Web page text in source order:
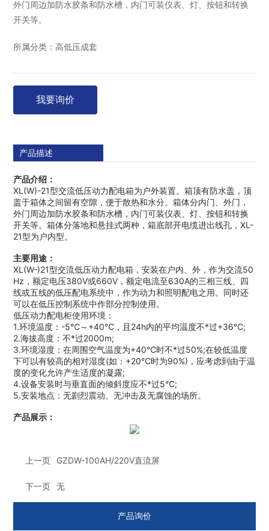
外门周边加防水胶条和防水槽，内门可装仪表、灯、按钮和转换
开关等。
所属分类： 高低压成套
我要询价
产品描述
产品介绍：
XL(W)-21型交流低压动力配电箱为户外装置。箱顶有防水盖，顶
盖于箱体之间留有空隙，便于散热和水分。箱体分内门、外门，
外门周边加防水胶条和防水槽，内门可装仪表、灯、按钮和转换
开关等。箱体分落地和悬挂式两种，箱底部开电缆进出线孔，XL-
21型为户内型。
主要用途：
XL(W-)21型交流低压动力配电箱，安装在户内、外，作为交流50
Hz，额定电压380V或660V，额定电流至630A的三相三线、四
线或五线的低压配电系统中，作为动力和照明配电之用。同时还
可以在低压控制系统中作部分控制使用。
低压动力配电柜使用环境：
1.环境温度：-5℃～+40℃，且24h内的平均温度不*过+36℃;
2.海拔高度：不*过2000m;
3.环境湿度：在周围空气温度为+40℃时不*过50%;在较低温度
下可以有较高的相对湿度(如：+20℃时为90%)，应考虑到由于温
度的变化允许产生适度的凝露;
4.设备安装时与垂直面的倾斜度应不*过5℃;
5.安装地点：无剧烈震动、无冲击及无腐蚀的场所。
产品展示：
上一页 GZDW-100AH/220V直流屏
下一页 无
产品询价